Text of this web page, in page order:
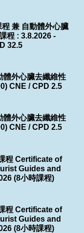
兼 自動體外心臟
程 : 3.8.2026 -
32.5
外心臟去纖維性
CNE / CPD 2.5
外心臟去纖維性
CNE / CPD 2.5
程 Certificate of
Guides and
(8小時課程)
程 Certificate of
Guides and
(8小時課程)